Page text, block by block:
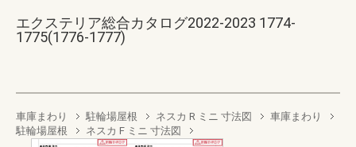
エクステリア総合カタログ2022-2023 1774-
1775(1776-1777)
車庫まわり 駐輪場屋根 ネスカ R ミニ 寸法図
車庫まわり
駐輪場屋根
ネスカ F ミニ 寸法図